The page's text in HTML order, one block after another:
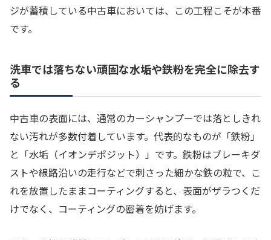
ジが蓄積している中古車においては、この工程こそが本番
です。
洗車では落ちない頑固な水垢や鉄粉を完全に除去す
る
中古車の表面には、通常のカーシャンプーでは落としきれ
ない汚れが多数付着しています。代表的なものが「鉄粉」
と「水垢（イオンデポジット）」です。鉄粉はブレーキダ
ストや線路沿いの走行などで刺さった細かな鉄の粒で、こ
れを放置したままコーティングすると、表面がザラつくだ
けでなく、コーティングの密着を妨げます。